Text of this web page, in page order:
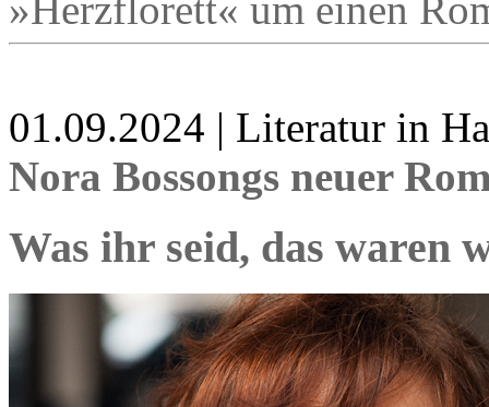
»Herzflorett« um einen
01.09.2024 | Literatur in
Nora Bossongs neuer
Was ihr seid, das waren